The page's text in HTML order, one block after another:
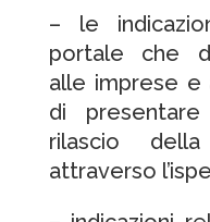
– le
portale che
alle imprese e
di
rilascio
attraverso